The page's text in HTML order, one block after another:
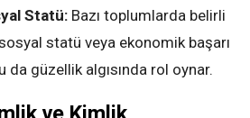
Statü: Bazı toplumlarda belirli
statü veya ekonomik başarı
da güzellik algısında rol oynar.